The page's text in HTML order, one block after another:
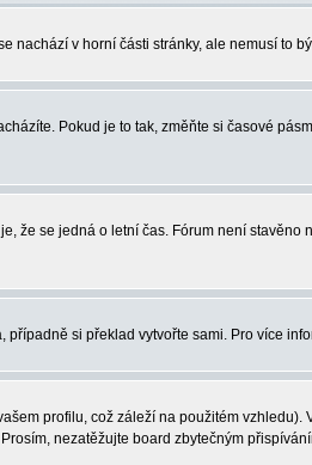
nachází v horní části stránky, ale nemusí to
Pokud je to tak, změňte si časové
se jedná o letní čas. Fórum není
si překlad vytvořte sami. Pro více
profilu, což záleží na použitém
nezatěžujte board zbytečným